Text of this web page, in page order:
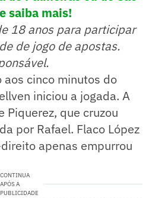
saiba mais!
18 anos para participar
de jogo de apostas.
aos cinco minutos do
iniciou a jogada. A
Piquerez, que cruzou
por Rafael. Flaco López
apenas empurrou
CONTINUA
APÓS A
PUBLICIDADE